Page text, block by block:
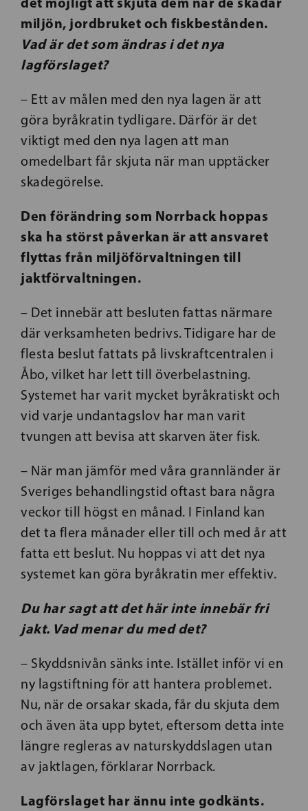
miljön, jordbruket och fiskbestånden.
Vad är det som ändras i det nya
lagförslaget?
– Ett av målen med den nya lagen är att
göra byråkratin tydligare. Därför är det
viktigt med den nya lagen att man
omedelbart får skjuta när man upptäcker
skadegörelse.
Den förändring som Norrback hoppas
ska ha störst påverkan är att ansvaret
flyttas från miljöförvaltningen till
jaktförvaltningen.
– Det innebär att besluten fattas närmare
där verksamheten bedrivs. Tidigare har de
flesta beslut fattats på livskraftcentralen i
Åbo, vilket har lett till överbelastning.
Systemet har varit mycket byråkratiskt och
vid varje undantagslov har man varit
tvungen att bevisa att skarven äter fisk.
– När man jämför med våra grannländer är
Sveriges behandlingstid oftast bara några
veckor till högst en månad. I Finland kan
det ta flera månader eller till och med år att
fatta ett beslut. Nu hoppas vi att det nya
systemet kan göra byråkratin mer effektiv.
Du har sagt att det här inte innebär fri
jakt. Vad menar du med det?
– Skyddsnivån sänks inte. Istället inför vi en
ny lagstiftning för att hantera problemet.
Nu, när de orsakar skada, får du skjuta dem
och även äta upp bytet, eftersom detta inte
längre regleras av naturskyddslagen utan
av jaktlagen, förklarar Norrback.
Lagförslaget har ännu inte godkänts.